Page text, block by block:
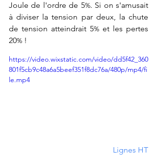
Joule de l'ordre de 5%. Si on s'amusait
à diviser la tension par deux, la chute
de tension atteindrait 5% et les pertes
20% !
https://video.wixstatic.com/video/dd5f42_360
801f5cb9c48a6a5beef351f8dc76a/480p/mp4/fi
le.mp4
Lignes HT